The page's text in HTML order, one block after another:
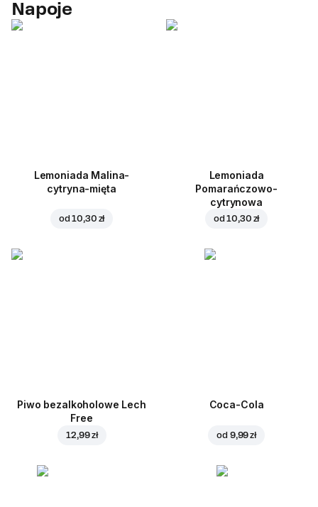
Napoje
Lemoniada Malina-
cytryna-mięta
od10,30 zł
Lemoniada
Pomarańczowo-
cytrynowa
od10,30 zł
Piwo bezalkoholowe Lech
Free
12,99 zł
Coca-Cola
od 9,99 zł